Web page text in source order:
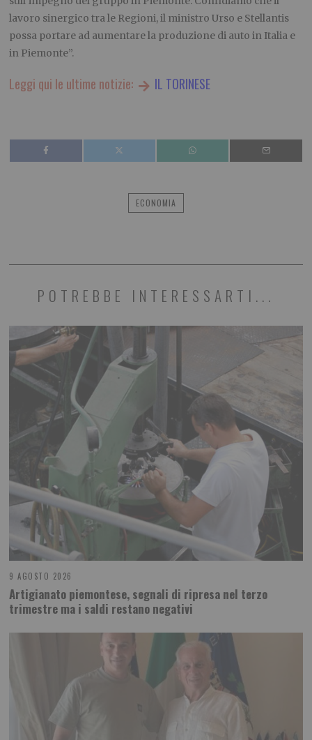
lavoro sinergico tra le Regioni, il ministro Urso e Stellantis
possa portare ad aumentare la produzione di auto in Italia e
in Piemonte”.
Leggi qui le ultime notizie: IL TORINESE
ECONOMIA
POTREBBE INTERESSARTI...
9 AGOSTO 2026
Artigianato piemontese, segnali di ripresa nel terzo
trimestre ma i saldi restano negativi